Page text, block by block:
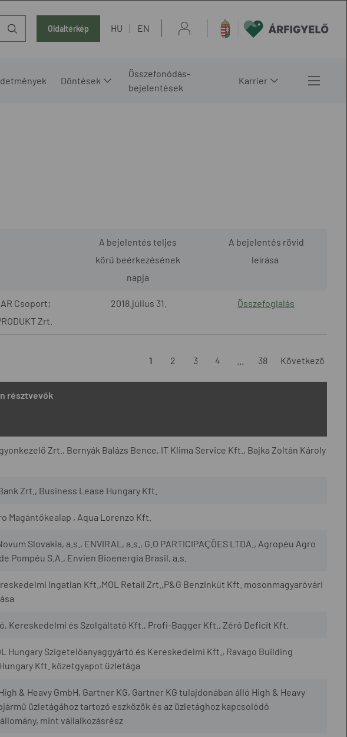
Oldaltérkép HU EN
Döntések
Összefonódás-
bejelentések
Karrier
A bejelentés teljes
körű beérkezésének
napja
A bejelentés rövid
leírása
Csoport;
Zrt.
2018.július 31. Összefoglalás
1 2 3 4 38 Következő
résztvevők
Zrt., Bernyák Balázs Bence, IT Klima Service Kft., Bajka Zoltán Károly
Zrt., Business Lease Hungary Kft.
Magántőkealap , Aqua Lorenzo Kft.
Slovakia, a.s., ENVIRAL, a.s., G.O PARTICIPAÇÕES LTDA., Agropéu Agro
Pompéu S.A., Envien Bioenergia Brasil, a.s.
Ingatlan Kft.,MOL Retail Zrt.,P&G Benzinkút Kft. mosonmagyaróvári
Kereskedelmi és Szolgáltató Kft., Profi-Bagger Kft., Zéró Deficit Kft.
Hungary Szigetelőanyaggyártó és Kereskedelmi Kft., Ravago Building
Kft. kőzetgyapot üzletága
& Heavy GmbH, Gartner KG, Gartner KG tulajdonában álló High & Heavy
üzletágához tartozó eszközök és az üzletághoz kapcsolódó
mint vállalkozásrész